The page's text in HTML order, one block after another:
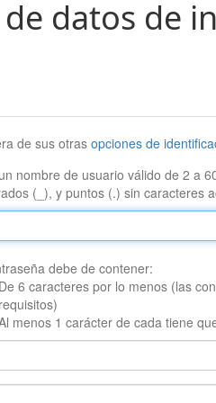
datos de
de sus otrasopciones de
nombre de usuario válido de 2 a
(_), y puntos (.) sin caracteres
debe de contener:
6 caracteres por lo menos (las
menos 1 carácter de cada tiene